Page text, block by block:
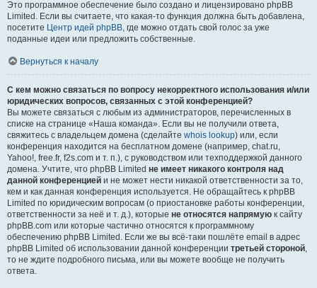
Это программное обеспечение было создано и лицензировано phpBB
Limited. Если вы считаете, что какая-то функция должна быть добавлена,
посетите Центр идей phpBB, где можно отдать свой голос за уже
поданные идеи или предложить собственные.
Вернуться к началу
С кем можно связаться по вопросу некорректного использования и/или
юридических вопросов, связанных с этой конференцией?
Вы можете связаться с любым из администраторов, перечисленных в
списке на странице «Наша команда». Если вы не получили ответа,
свяжитесь с владельцем домена (сделайте whois lookup) или, если
конференция находится на бесплатном домене (например, chat.ru,
Yahoo!, free.fr, f2s.com и т. п.), с руководством или техподдержкой данного
домена. Учтите, что phpBB Limited не имеет никакого контроля над
данной конференцией и не может нести никакой ответственности за то,
кем и как данная конференция используется. Не обращайтесь к phpBB
Limited по юридическим вопросам (о приостановке работы конференции,
ответственности за неё и т. д.), которые не относятся напрямую к сайту
phpBB.com или которые частично относятся к программному
обеспечению phpBB Limited. Если же вы всё-таки пошлёте email в адрес
phpBB Limited об использовании данной конференции третьей стороной,
то не ждите подробного письма, или вы можете вообще не получить
ответа.